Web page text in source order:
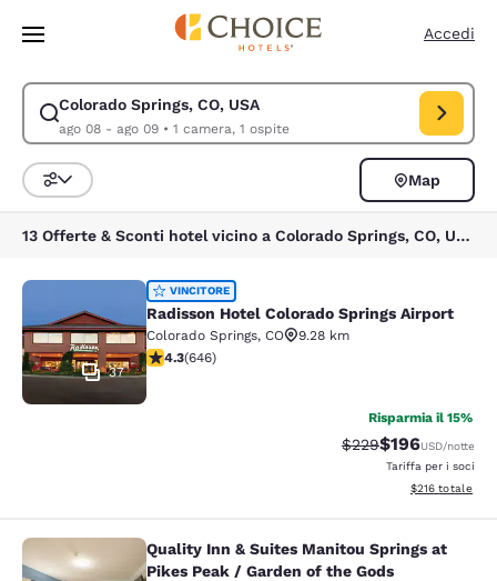
Vai A Contenuto Principale
Accedi
Colorado Springs, CO, USA
ago 08 - ago 09• 1 camera, 1 ospite
Modifica la ricerca per Colorado Springs, CO, USA. Data di check-in
Ordina e filtra
Map
13 Offerte & Sconti hotel vicino a Colorado Springs, CO, USA
Radisson Hotel Colorado Springs
37
VINCITORE
Radisson Hotel Colorado Springs Airport
Colorado Springs, CO
9.28 km
Valutazione di 4.33 stelle. Ottimo. 646 recensioni
4.3(646)
Risparmia il 15%
Tariffa di barratura:
$229Tariffa
$196USD/notte
Tariffa per i soci
Visualizza i
$216 totale
Quality Inn & Suites Manitou
Quality Inn & Suites Manitou Springs at
Pikes Peak / Garden of the Gods